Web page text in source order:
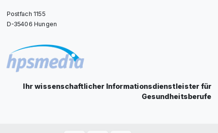
Postfach 1155
D-35406 Hungen
Ihr wissenschaftlicher Informationsdienstleister für
Gesundheitsberufe